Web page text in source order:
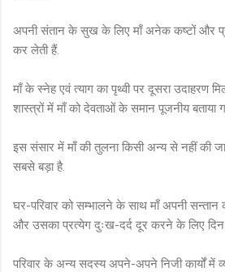
अपनी संतान के सुख के लिए माँ अनेक कष्टों और
कर लेती हैं.
माँ के स्नेह एवं त्याग का पृथ्वी पर दूसरा उदाहरण
शास्त्रों में माँ को देवताओं के समान पूजनीय बताया
इस संसार में माँ की तुलना किसी अन्य से नहीं की
सबसे बड़ा है.
घर-परिवार को सम्भालने के साथ माँ अपनी सन्तान
और उसका प्रत्येग दुःख-दर्द दूर करने के लिए
परिवार के अन्य सदस्य अपने-अपने निजी कार्यों में